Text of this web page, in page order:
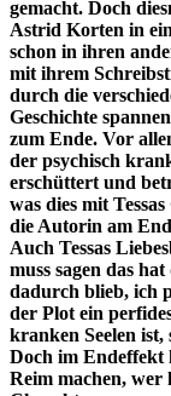
gemacht. Doch
Astrid Korten in
schon in ihren
mit ihrem
durch die
Geschichte
zum Ende. Vor
der psychisch
erschüttert und
was dies mit
die Autorin am
Auch Tessas
muss sagen das
dadurch blieb, ich
der Plot ein
kranken Seelen ist,
Doch im Endeffekt
Reim machen, wer